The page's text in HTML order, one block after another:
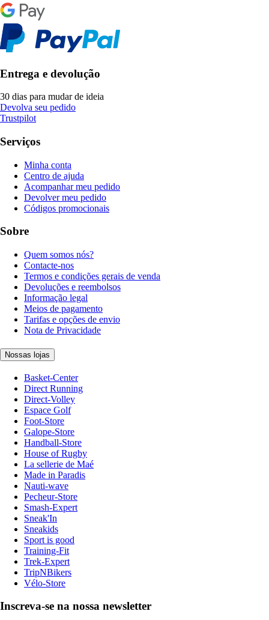
Entrega e devolução
30 dias para mudar de ideia
Devolva seu pedido
Trustpilot
Serviços
Minha conta
Centro de ajuda
Acompanhar meu pedido
Devolver meu pedido
Códigos promocionais
Sobre
Quem somos nós?
Contacte-nos
Termos e condições gerais de venda
Devoluções e reembolsos
Informação legal
Meios de pagamento
Tarifas e opções de envio
Nota de Privacidade
Nossas lojas
Basket-Center
Direct Running
Direct-Volley
Espace Golf
Foot-Store
Galope-Store
Handball-Store
House of Rugby
La sellerie de Maé
Made in Paradis
Nauti-wave
Pecheur-Store
Smash-Expert
Sneak'In
Sneakids
Sport is good
Training-Fit
Trek-Expert
TripNBikers
Vélo-Store
Inscreva-se na nossa newsletter